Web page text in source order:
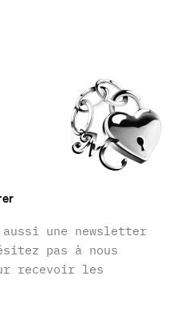
une newsletter
pas à nous
recevoir les